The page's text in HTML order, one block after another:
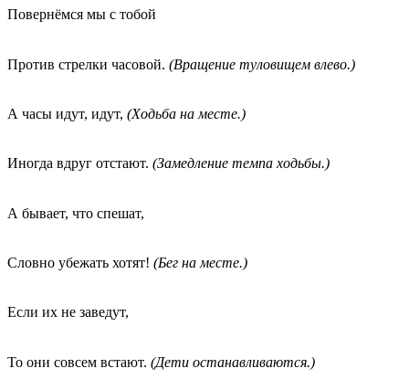
Повернёмся мы с тобой
Против стрелки часовой. (Вращение туловищем влево.)
А часы идут, идут, (Ходьба на месте.)
Иногда вдруг отстают. (Замедление темпа ходьбы.)
А бывает, что спешат,
Словно убежать хотят! (Бег на месте.)
Если их не заведут,
То они совсем встают. (Дети останавливаются.)